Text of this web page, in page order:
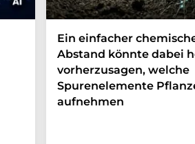
Ein einfacher
Abstand könnte dabei
vorherzusagen, welche
Spurenelemente
aufnehmen